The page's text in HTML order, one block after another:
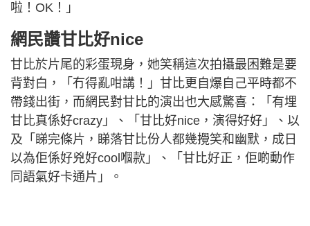
啦！OK！」
網民讚甘比好nice
甘比於片尾的彩蛋現身，她笑稱這次拍攝最困難是要
背對白，「冇得亂咁講！」甘比更自爆自己平時都不
帶錢出街，而網民對甘比的演出也大感驚喜：「有埋
甘比真係好crazy」、「甘比好nice，演得好好」、以
及「睇完條片，睇落甘比份人都幾攪笑和幽默，成日
以為佢係好兇好cool嗰款」、「甘比好正，佢啲動作
同語氣好卡通片」。